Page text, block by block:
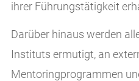
ihrer Führungstätigkeit
Darüber hinaus werden
Instituts ermutigt, an
Mentoringprogrammen